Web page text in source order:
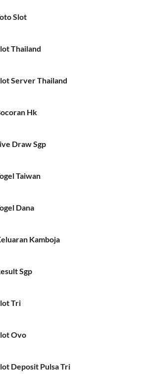
Slot
Thailand
Server Thailand
Hk
Draw Sgp
Taiwan
Dana
Kamboja
Sgp
Tri
Ovo
Deposit Pulsa Tri